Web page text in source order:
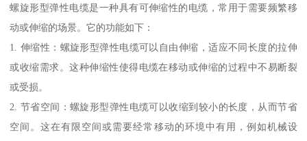
螺旋形型弹性电缆是一种具有可伸缩性的电缆，常用于需要频繁移
动或伸缩的场景。它的功能如下：
1. 伸缩性：螺旋形型弹性电缆可以自由伸缩，适应不同长度的拉伸
或收缩需求。这种伸缩性使得电缆在移动或伸缩的过程中不易断裂
或受损。
2. 节省空间：螺旋形型弹性电缆可以收缩到较小的长度，从而节省
空间。这在有限空间或需要经常移动的环境中有用，例如机械设